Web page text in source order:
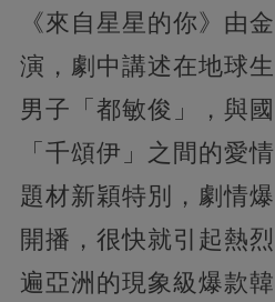
《來自星星的你》由
演，劇中講述在地球
男子「都敏俊」，與
「千頌伊」之間的愛
題材新穎特別，劇情
開播，很快就引起熱
遍亞洲的現象級爆款韓